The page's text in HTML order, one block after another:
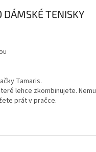
DÁMSKÉ TENISKY
Tamaris.
lehce zkombinujete.
prát v pračce.